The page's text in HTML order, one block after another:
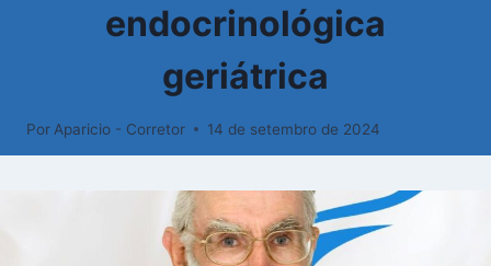
endocrinológica
geriátrica
Por Aparicio - Corretor 14 de setembro de 2024